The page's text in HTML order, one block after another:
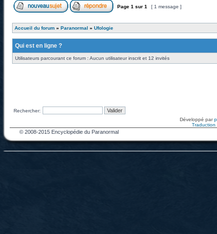
Page 1 sur 1 [ 1 message ]
Accueil du forum » Paranormal » Ufologie
Qui est en ligne ?
Utilisateurs parcourant ce forum : Aucun utilisateur inscrit et 12 invités
Rechercher:
Développé par
Traduction
© 2008-2015 Encyclopédie du Paranormal